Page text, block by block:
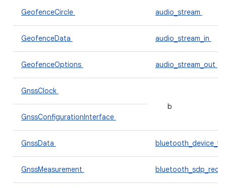
GeofenceCircle audio_stream
GeofenceData audio_stream_in
GeofenceOptions audio_stream_out
GnssClock
b
GnssConfigurationInterface
GnssData bluetooth_device_t
GnssMeasurement